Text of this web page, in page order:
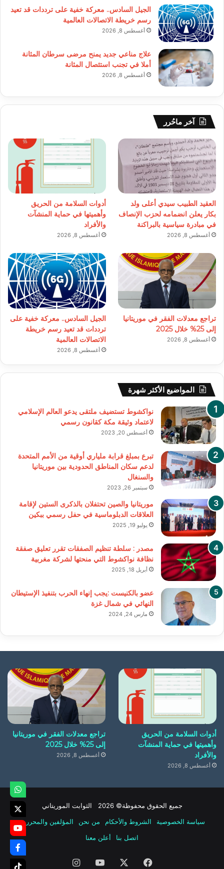
الجيل السادس.. معركة خفية على ترددات قد تعيد
رسم خريطة الاتصالات العالمية
أغسطس 8, 2026
علاج مناعي جديد يمنح مرضى سرطان المثانة
أملا في تجنب استئصال المثانة
أغسطس 8, 2026
آخر ماحُرر
العقيد الطبيب سيدي أعلى ولد
بكار يعلن انضمامه لحزب الإنصاف
في مبادرة سياسية بالبراكنة
أغسطس 8, 2026
أدوات السلامة من الحريق
وأهميتها في حماية المنشآت
والأفراد
أغسطس 8, 2026
تراجع معدلات الفقر في موريتانيا
إلى 25% خلال 2025
أغسطس 8, 2026
الجيل السادس.. معركة خفية على
ترددات قد تعيد رسم خريطة
الاتصالات العالمية
أغسطس 8, 2026
المواضيع الأكثر شهرة
نواكشوط تستضيف ملتقى يدعو العالم الإسلامي
لاعتماد وثيقة مكة كقانون رسمي
أغسطس 20, 2023
تبرع بمبلغ قرابة ملياري أوقية من الأمم المتحدة
لدعم سكان المناطق الحدودية بين موريتانيا
والسنغال
سبتمبر 26, 2023
موريتانيا والصين تحتفلان بالذكرى الستين لإقامة
العلاقات الدبلوماسية في حفل رسمي ببكين
يوليو 19, 2025
مصدر : سلطة تنظيم الصفقات تقرر تعليق صفقة
نظافة نواكشوط التي منحتها لشركة مغربية
أبريل 18, 2025
عضو بالكنيست :يجب إنهاء الحرب بتنفيذ الإستيطان
النهائي في شمال غزة
مارس 24, 2024
أدوات السلامة من الحريق
وأهميتها في حماية المنشآت
والأفراد
أغسطس 8, 2026
تراجع معدلات الفقر في موريتانيا
إلى 25% خلال 2025
أغسطس 8, 2026
جميع الحقوق محفوظة© 2026 الثوابت الموريتاني
سياسة الخصوصية
الشروط والأحكام من نحن
المؤلفين والمحررين
اتصل بنا
أعلن معنا
فيسبوك ‫YouTubeانستقرام